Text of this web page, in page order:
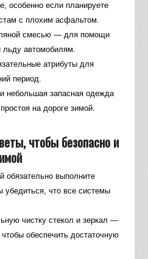
особенно если планируете
с плохим асфальтом.
смесью — для помощи
льду автомобилям.
атрибуты для
период.
небольшая запасная одежда
на дороге зимой.
чтобы безопасно и
обязательно выполните
убедиться, что все системы
чистку стекол и зеркал —
обеспечить достаточную